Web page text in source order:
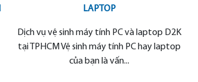
LAPTOP
Dịch vụ vệ sinh máy tính PC và laptop D2K
tại TPHCM Vệ sinh máy tính PC hay laptop
của bạn là vấn...